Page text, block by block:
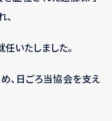
いたしました。
、日ごろ当協会を支え